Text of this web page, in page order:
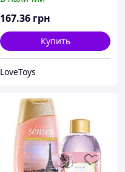
(розовый)
167.36 грн
Купить
LoveToys